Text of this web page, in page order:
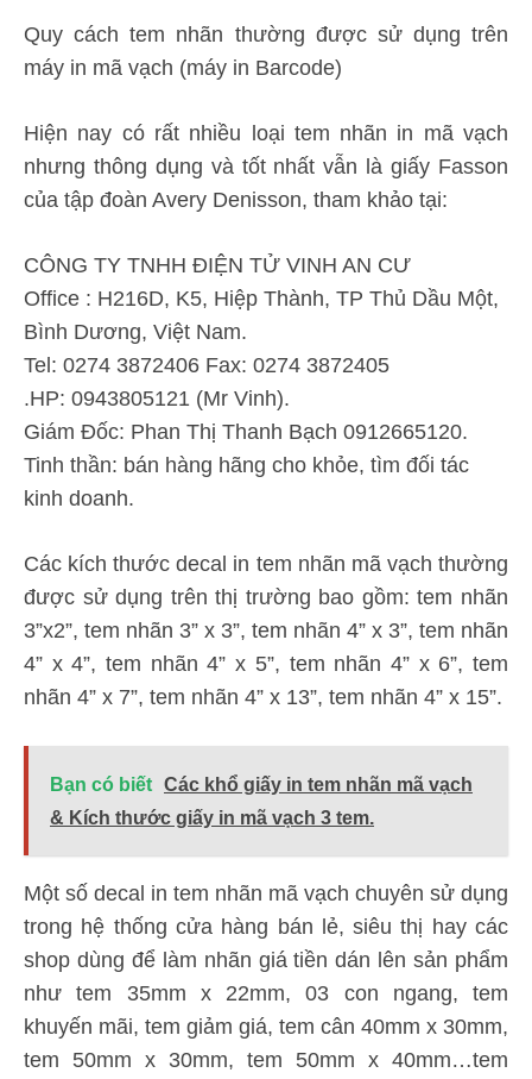
Quy cách tem nhãn thường được sử dụng trên
máy in mã vạch (máy in Barcode)
Hiện nay có rất nhiều loại tem nhãn in mã vạch
nhưng thông dụng và tốt nhất vẫn là giấy Fasson
của tập đoàn Avery Denisson, tham khảo tại:
CÔNG TY TNHH ĐIỆN TỬ VINH AN CƯ
Office : H216D, K5, Hiệp Thành, TP Thủ Dầu Một,
Bình Dương, Việt Nam.
Tel: 0274 3872406 Fax: 0274 3872405
.HP: 0943805121 (Mr Vinh).
Giám Đốc: Phan Thị Thanh Bạch 0912665120.
Tinh thần: bán hàng hãng cho khỏe, tìm đối tác
kinh doanh.
Các kích thước decal in tem nhãn mã vạch thường
được sử dụng trên thị trường bao gồm: tem nhãn
3”x2”, tem nhãn 3” x 3”, tem nhãn 4” x 3”, tem nhãn
4” x 4”, tem nhãn 4” x 5”, tem nhãn 4” x 6”, tem
nhãn 4” x 7”, tem nhãn 4” x 13”, tem nhãn 4” x 15”.
Bạn có biết Các khổ giấy in tem nhãn mã vạch
& Kích thước giấy in mã vạch 3 tem.
Một số decal in tem nhãn mã vạch chuyên sử dụng
trong hệ thống cửa hàng bán lẻ, siêu thị hay các
shop dùng để làm nhãn giá tiền dán lên sản phẩm
như tem 35mm x 22mm, 03 con ngang, tem
khuyến mãi, tem giảm giá, tem cân 40mm x 30mm,
tem 50mm x 30mm, tem 50mm x 40mm…tem